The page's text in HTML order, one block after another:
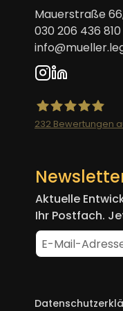
Mauerstraße 66,
030 206 436 810
232 Bewertungen
Aktuelle
Ihr Postfach.
Navigation